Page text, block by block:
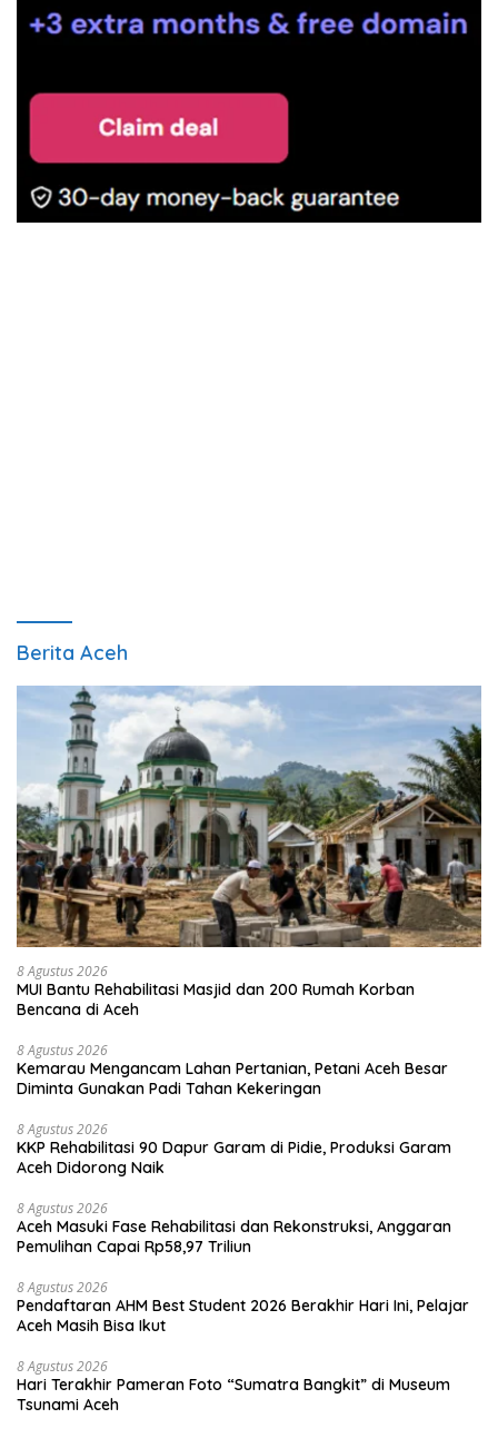
Berita Aceh
8 Agustus 2026
MUI Bantu Rehabilitasi Masjid dan 200 Rumah Korban
Bencana di Aceh
8 Agustus 2026
Kemarau Mengancam Lahan Pertanian, Petani Aceh Besar
Diminta Gunakan Padi Tahan Kekeringan
8 Agustus 2026
KKP Rehabilitasi 90 Dapur Garam di Pidie, Produksi Garam
Aceh Didorong Naik
8 Agustus 2026
Aceh Masuki Fase Rehabilitasi dan Rekonstruksi, Anggaran
Pemulihan Capai Rp58,97 Triliun
8 Agustus 2026
Pendaftaran AHM Best Student 2026 Berakhir Hari Ini, Pelajar
Aceh Masih Bisa Ikut
8 Agustus 2026
Hari Terakhir Pameran Foto “Sumatra Bangkit” di Museum
Tsunami Aceh